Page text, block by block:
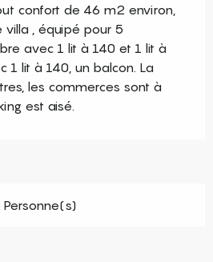
confort de 46 m2 environ,
villa , équipé pour 5
avec 1 lit à 140 et 1 lit à
1 lit à 140, un balcon. La
les commerces sont à
est aisé.
Personne(s)